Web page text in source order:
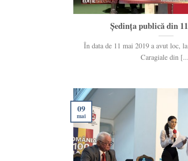
Ședința publică din
În data de 11 mai 2019 a avut loc,
Caragiale din
09
mai